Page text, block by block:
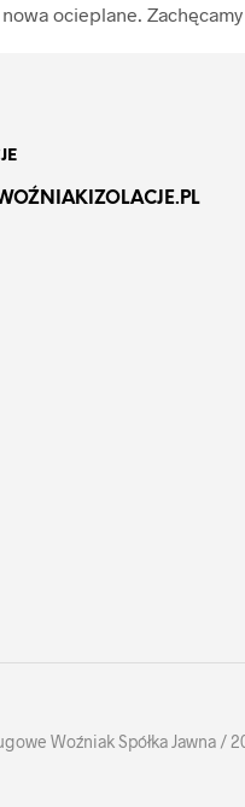
ocieplane.
Woźniak Spółka Jawna /